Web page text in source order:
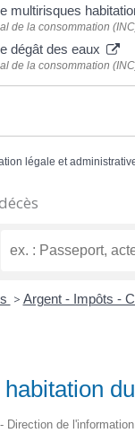
multirisques
de la consommation
dégât des eaux
de la consommation
légale et
> Argent - Impôts -
Direction de